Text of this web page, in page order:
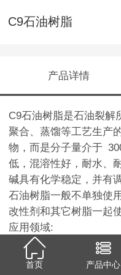
C9石油树脂
产品详情
C9石油树脂是石油裂解
聚合、蒸馏等工艺生产
物，而是分子量介于
低，混溶性好，耐水、
碱具有化学稳定，并有
石油树脂一般不单独使
改性剂和其它树脂一起
应用领域:
A、油漆 油漆主要使用
加入石油树脂能够增加
首页 产品中心